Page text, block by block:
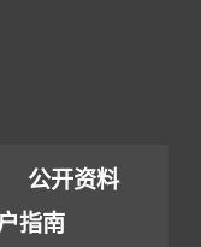
公开资料
指南